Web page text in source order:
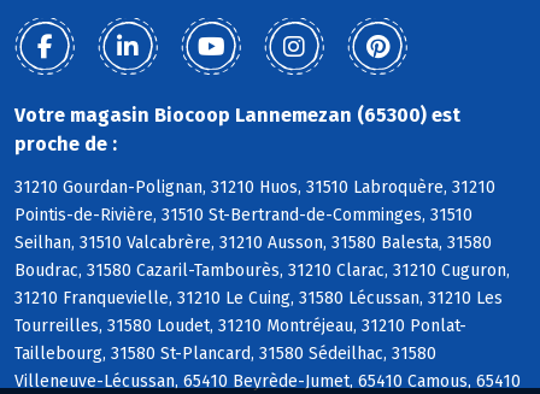
Votre magasin Biocoop Lannemezan (65300) est
proche de :
31210 Gourdan-Polignan, 31210 Huos, 31510 Labroquère, 31210
Pointis-de-Rivière, 31510 St-Bertrand-de-Comminges, 31510
Seilhan, 31510 Valcabrère, 31210 Ausson, 31580 Balesta, 31580
Boudrac, 31580 Cazaril-Tambourès, 31210 Clarac, 31210 Cuguron,
31210 Franquevielle, 31210 Le Cuing, 31580 Lécussan, 31210 Les
Tourreilles, 31580 Loudet, 31210 Montréjeau, 31210 Ponlat-
Taillebourg, 31580 St-Plancard, 31580 Sédeilhac, 31580
Villeneuve-Lécussan, 65410 Beyrède-Jumet, 65410 Camous, 65410